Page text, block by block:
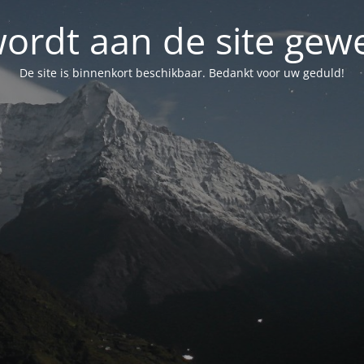
aan de site
De site is binnenkort beschikbaar. Bedankt voor uw geduld!